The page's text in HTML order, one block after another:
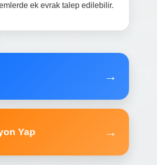
ek evrak talep edilebilir.
→
Yap →